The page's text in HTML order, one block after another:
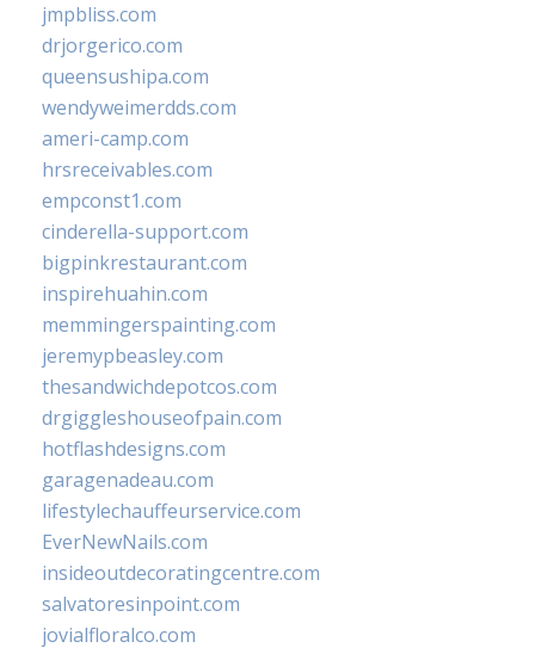
jmpbliss.com
drjorgerico.com
queensushipa.com
wendyweimerdds.com
ameri-camp.com
hrsreceivables.com
empconst1.com
cinderella-support.com
bigpinkrestaurant.com
inspirehuahin.com
memmingerspainting.com
jeremypbeasley.com
thesandwichdepotcos.com
drgiggleshouseofpain.com
hotflashdesigns.com
garagenadeau.com
lifestylechauffeurservice.com
EverNewNails.com
insideoutdecoratingcentre.com
salvatoresinpoint.com
jovialfloralco.com